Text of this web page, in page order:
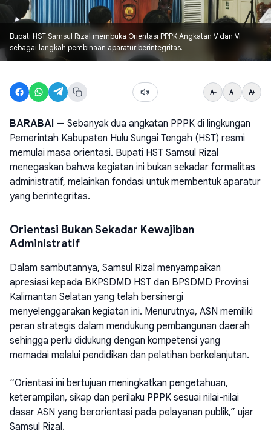
Bupati HST Samsul Rizal membuka Orientasi PPPK Angkatan V dan VI
sebagai langkah pembinaan aparatur berintegritas.
BARABAI — Sebanyak dua angkatan PPPK di lingkungan
Pemerintah Kabupaten Hulu Sungai Tengah (HST) resmi
memulai masa orientasi. Bupati HST Samsul Rizal
menegaskan bahwa kegiatan ini bukan sekadar formalitas
administratif, melainkan fondasi untuk membentuk aparatur
yang berintegritas.
Orientasi Bukan Sekadar Kewajiban
Administratif
Dalam sambutannya, Samsul Rizal menyampaikan
apresiasi kepada BKPSDMD HST dan BPSDMD Provinsi
Kalimantan Selatan yang telah bersinergi
menyelenggarakan kegiatan ini. Menurutnya, ASN memiliki
peran strategis dalam mendukung pembangunan daerah
sehingga perlu didukung dengan kompetensi yang
memadai melalui pendidikan dan pelatihan berkelanjutan.
“Orientasi ini bertujuan meningkatkan pengetahuan,
keterampilan, sikap dan perilaku PPPK sesuai nilai-nilai
dasar ASN yang berorientasi pada pelayanan publik,” ujar
Samsul Rizal.